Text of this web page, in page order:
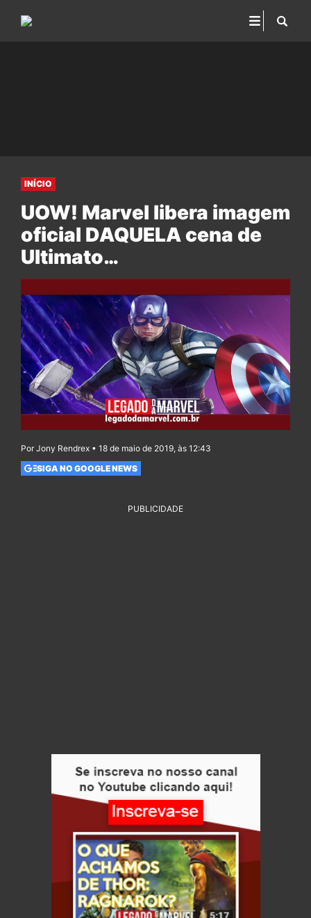
INÍCIO
UOW! Marvel libera imagem
oficial DAQUELA cena de
Ultimato…
Por Jony Rendrex • 18 de maio de 2019, às 12:43
SIGA NO GOOGLE NEWS
PUBLICIDADE